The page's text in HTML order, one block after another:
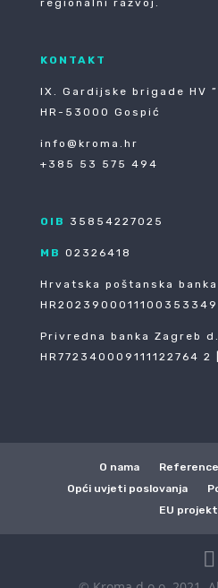
KONTAKT
IX. Gardijske brigade HV
HR-53000 Gospić
info@kroma.hr
+385 53 575 494
OIB 35854227025
MB 02326418
Hrvatska poštanska
HR2023900011100353349
Privredna banka Zagreb
HR772340009111122764 2
O nama Reference
Opći uvjeti poslovanja
EU